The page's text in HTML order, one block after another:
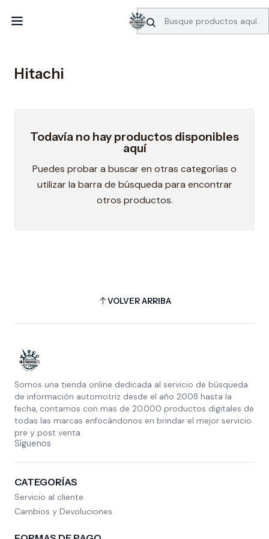
SERVICIO DE BÚSQUEDA DE INFORMACIÓN AUTOMOTRIZ
Manuales de taller Hitachi
Hitachi
Todavía no hay productos disponibles
aquí
Puedes probar a buscar en otras categorías o
utilizar la barra de búsqueda para encontrar
otros productos.
VOLVER ARRIBA
Somos una tienda online dedicada al servicio de búsqueda
de información automotriz desde el año 2008 hasta la
fecha, contamos con mas de 20.000 productos digitales de
todas las marcas enfocándonos en brindar el mejor servicio
pre y post venta.
Síguenos
CATEGORÍAS
Servicio al cliente
Cambios y Devoluciones